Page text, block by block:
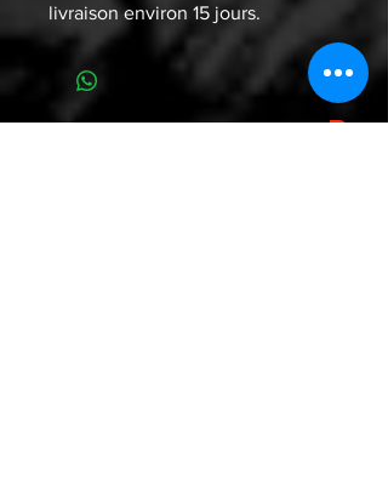
livraison environ 15 jours.